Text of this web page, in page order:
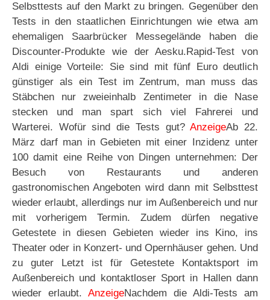
Selbsttests auf den Markt zu bringen. Gegenüber den
Tests in den staatlichen Einrichtungen wie etwa am
ehemaligen Saarbrücker Messegelände haben die
Discounter-Produkte wie der Aesku.Rapid-Test von
Aldi einige Vorteile: Sie sind mit fünf Euro deutlich
günstiger als ein Test im Zentrum, man muss das
Stäbchen nur zweieinhalb Zentimeter in die Nase
stecken und man spart sich viel Fahrerei und
Warterei. Wofür sind die Tests gut?AnzeigeAb 22.
März darf man in Gebieten mit einer Inzidenz unter
100 damit eine Reihe von Dingen unternehmen: Der
Besuch von Restaurants und anderen
gastronomischen Angeboten wird dann mit Selbsttest
wieder erlaubt, allerdings nur im Außenbereich und nur
mit vorherigem Termin. Zudem dürfen negative
Getestete in diesen Gebieten wieder ins Kino, ins
Theater oder in Konzert- und Opernhäuser gehen. Und
zu guter Letzt ist für Getestete Kontaktsport im
Außenbereich und kontaktloser Sport in Hallen dann
wieder erlaubt. AnzeigeNachdem die Aldi-Tests am